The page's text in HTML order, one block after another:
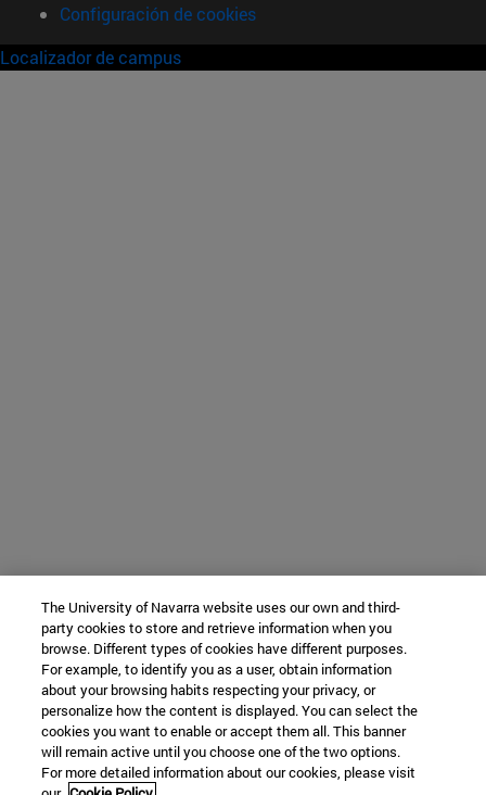
Configuración de cookies
Localizador de campus
The University of Navarra website uses our own and third-
party cookies to store and retrieve information when you
browse. Different types of cookies have different purposes.
For example, to identify you as a user, obtain information
about your browsing habits respecting your privacy, or
personalize how the content is displayed. You can select the
cookies you want to enable or accept them all. This banner
will remain active until you choose one of the two options.
For more detailed information about our cookies, please visit